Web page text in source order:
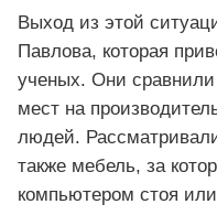
Выход из этой
Павлова, которая
ученых. Они
мест на
людей.
также мебель, за
компьютером стоя